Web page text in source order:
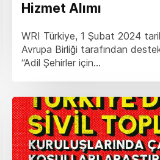
Hizmet Alımı
WRI Türkiye, 1 Şubat 2024
Avrupa Birliği tarafından
“Adil Şehirler için...